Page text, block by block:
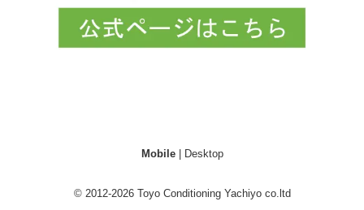
Mobile| Desktop
© 2012-2026 Toyo Conditioning Yachiyo co.ltd